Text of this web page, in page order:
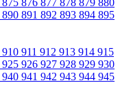
875 876 877 878 879 880
890 891 892 893 894 895
910 911 912 913 914 915
925 926 927 928 929 930
940 941 942 943 944 945